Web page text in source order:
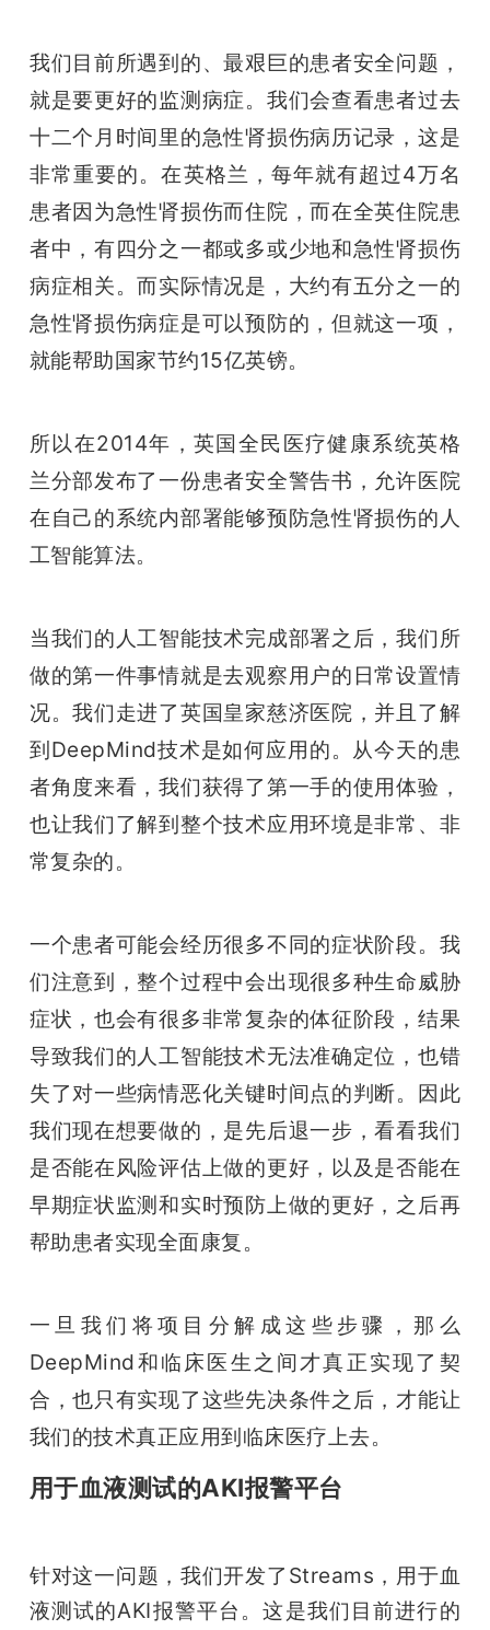
我们目前所遇到的、最艰巨的患者安全问题，
就是要更好的监测病症。我们会查看患者过去
十二个月时间里的急性肾损伤病历记录，这是
非常重要的。在英格兰，每年就有超过4万名
患者因为急性肾损伤而住院，而在全英住院患
者中，有四分之一都或多或少地和急性肾损伤
病症相关。而实际情况是，大约有五分之一的
急性肾损伤病症是可以预防的，但就这一项，
就能帮助国家节约15亿英镑。
所以在2014年，英国全民医疗健康系统英格
兰分部发布了一份患者安全警告书，允许医院
在自己的系统内部署能够预防急性肾损伤的人
工智能算法。
当我们的人工智能技术完成部署之后，我们所
做的第一件事情就是去观察用户的日常设置情
况。我们走进了英国皇家慈济医院，并且了解
到DeepMind技术是如何应用的。从今天的患
者角度来看，我们获得了第一手的使用体验，
也让我们了解到整个技术应用环境是非常、非
常复杂的。
一个患者可能会经历很多不同的症状阶段。我
们注意到，整个过程中会出现很多种生命威胁
症状，也会有很多非常复杂的体征阶段，结果
导致我们的人工智能技术无法准确定位，也错
失了对一些病情恶化关键时间点的判断。因此
我们现在想要做的，是先后退一步，看看我们
是否能在风险评估上做的更好，以及是否能在
早期症状监测和实时预防上做的更好，之后再
帮助患者实现全面康复。
一旦我们将项目分解成这些步骤，那么
DeepMind和临床医生之间才真正实现了契
合，也只有实现了这些先决条件之后，才能让
我们的技术真正应用到临床医疗上去。
用于血液测试的AKI报警平台
针对这一问题，我们开发了Streams，用于血
液测试的AKI报警平台。这是我们目前进行的